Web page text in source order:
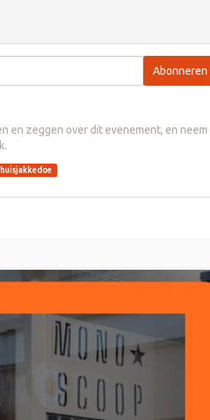
Abonneren
en zeggen over dit evenement, en neem